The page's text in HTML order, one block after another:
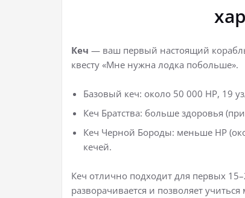
Кеч — ваш первый настоящий
квесту «Мне нужна лодка побольше».
Базовый кеч: около 50 000 HP, 19
Кеч Братства: больше здоровья
Кеч Черной Бороды: меньше HP
кечей.
Кеч отлично подходит для первых
разворачивается и позволяет